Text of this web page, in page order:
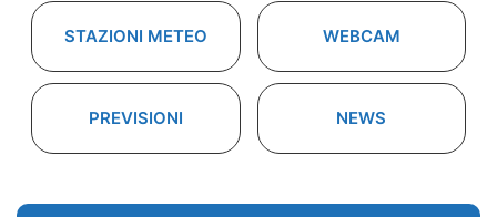
STAZIONI METEO WEBCAM
PREVISIONI NEWS